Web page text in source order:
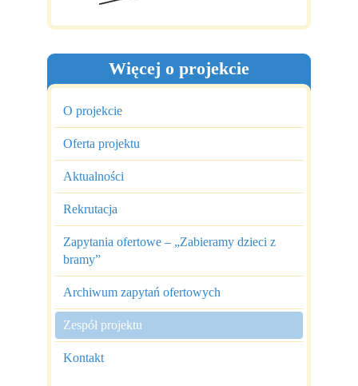
Więcej o projekcie
O projekcie
Oferta projektu
Aktualności
Rekrutacja
Zapytania ofertowe – „Zabieramy dzieci z
bramy”
Archiwum zapytań ofertowych
Zespół projektu
Kontakt